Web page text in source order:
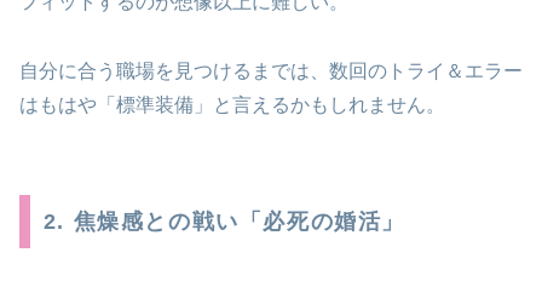
自分に合う職場を見つけるまでは、数回のトライ＆エラー
はもはや「標準装備」と言えるかもしれません。
2. 焦燥感との戦い「必死の婚活」